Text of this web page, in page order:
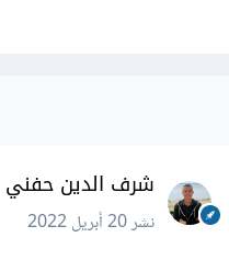
شرف الدين حفني
نشر20 أبريل 2022